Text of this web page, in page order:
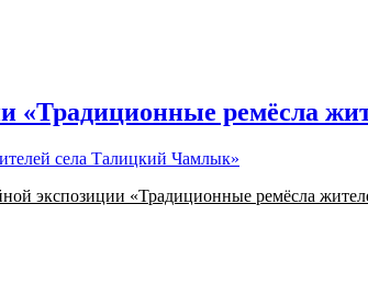
«Традиционные ремёсла
экспозиции «Традиционные ремёсла